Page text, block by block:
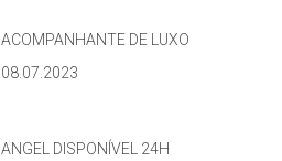
ACOMPANHANTE DE LUXO
08.07.2023
ANGEL DISPONÍVEL 24H